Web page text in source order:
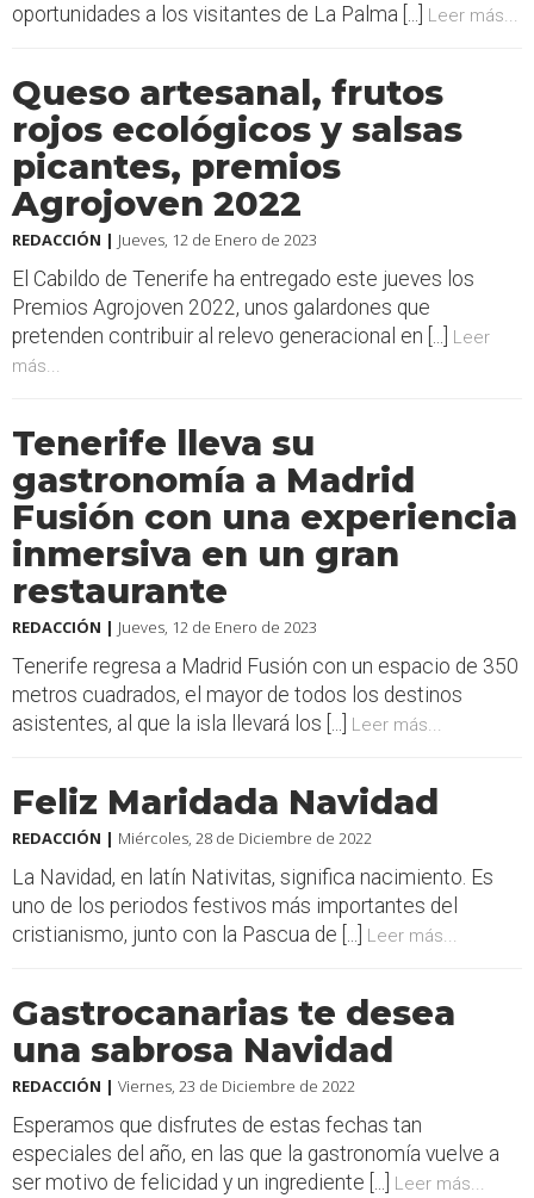
oportunidades a los visitantes de La Palma [...]
Leer más...
Queso artesanal, frutos
rojos ecológicos y salsas
picantes, premios
Agrojoven 2022
REDACCIÓN | Jueves, 12 de Enero de 2023
El Cabildo de Tenerife ha entregado este jueves los
Premios Agrojoven 2022, unos galardones que
pretenden contribuir al relevo generacional en [...]
Leer
más...
Tenerife lleva su
gastronomía a Madrid
Fusión con una experiencia
inmersiva en un gran
restaurante
REDACCIÓN | Jueves, 12 de Enero de 2023
Tenerife regresa a Madrid Fusión con un espacio de 350
metros cuadrados, el mayor de todos los destinos
asistentes, al que la isla llevará los [...]
Leer más...
Feliz Maridada Navidad
REDACCIÓN | Miércoles, 28 de Diciembre de 2022
La Navidad, en latín Nativitas, significa nacimiento. Es
uno de los periodos festivos más importantes del
cristianismo, junto con la Pascua de [...]
Leer más...
Gastrocanarias te desea
una sabrosa Navidad
REDACCIÓN | Viernes, 23 de Diciembre de 2022
Esperamos que disfrutes de estas fechas tan
especiales del año, en las que la gastronomía vuelve a
ser motivo de felicidad y un ingrediente [...]
Leer más...